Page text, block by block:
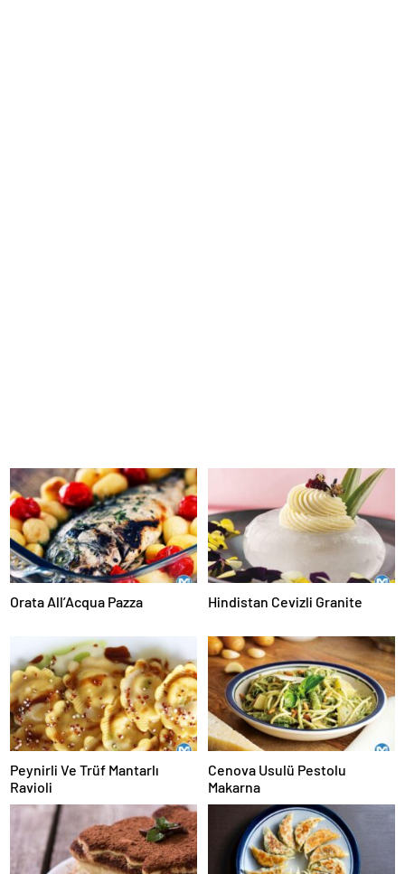
Orata All’Acqua Pazza Hindistan Cevizli Granite
Peynirli Ve Trüf Mantarlı
Ravioli
Cenova Usulü Pestolu
Makarna